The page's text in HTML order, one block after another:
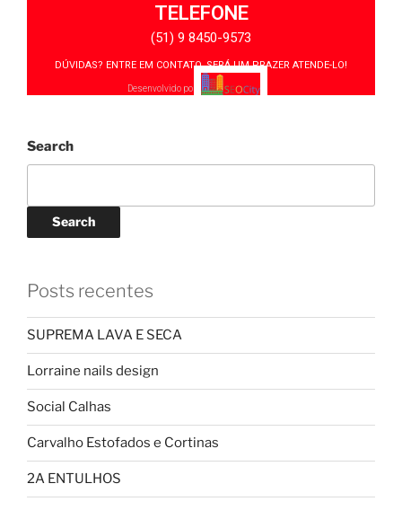
TELEFONE
(51) 9 8450-9573
DÚVIDAS? ENTRE EM CONTATO, SERÁ UM PRAZER ATENDE-LO!
Desenvolvido por:
Search
Search
Posts recentes
SUPREMA LAVA E SECA
Lorraine nails design
Social Calhas
Carvalho Estofados e Cortinas
2A ENTULHOS